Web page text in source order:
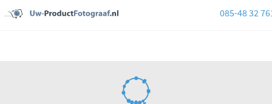
085-48 32